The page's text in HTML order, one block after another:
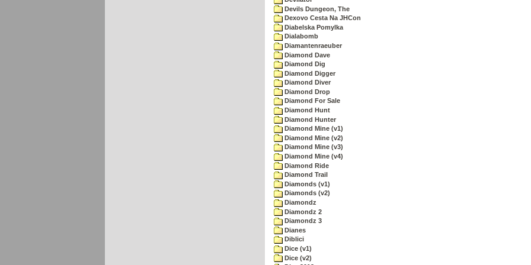
Devils Dungeon, The
Dexovo Cesta Na JHCon
Diabelska Pomylka
Dialabomb
Diamantenraeuber
Diamond Dave
Diamond Dig
Diamond Digger
Diamond Diver
Diamond Drop
Diamond For Sale
Diamond Hunt
Diamond Hunter
Diamond Mine (v1)
Diamond Mine (v2)
Diamond Mine (v3)
Diamond Mine (v4)
Diamond Ride
Diamond Trail
Diamonds (v1)
Diamonds (v2)
Diamondz
Diamondz 2
Diamondz 3
Dianes
Diblici
Dice (v1)
Dice (v2)